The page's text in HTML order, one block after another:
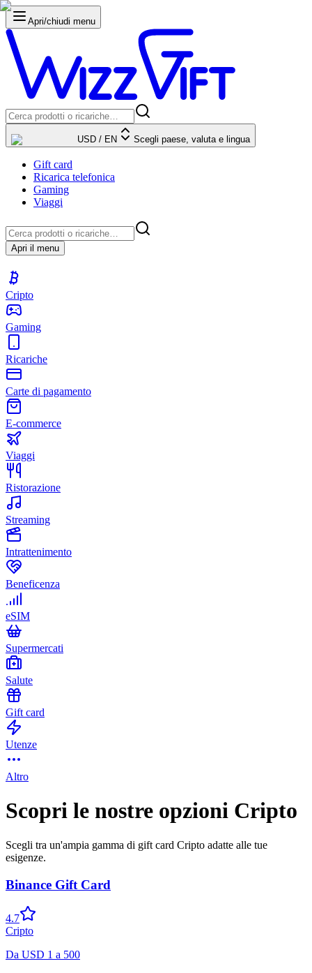
Apri/chiudi menu
USD / EN Scegli paese, valuta e lingua
Gift card
Ricarica telefonica
Gaming
Viaggi
Apri il menu
Cripto
Gaming
Ricariche
Carte di pagamento
E-commerce
Viaggi
Ristorazione
Streaming
Intrattenimento
Beneficenza
eSIM
Supermercati
Salute
Gift card
Utenze
Altro
Scopri le nostre opzioni Cripto
Scegli tra un'ampia gamma di gift card Cripto adatte alle tue
esigenze.
Binance Gift Card
4.7
Cripto
Da USD 1 a 500